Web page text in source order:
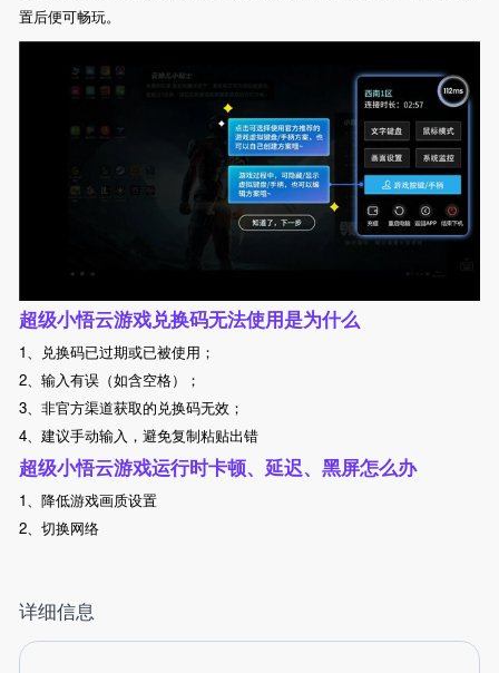
置后便可畅玩。
超级小悟云游戏兑换码无法使用是为什么
1、兑换码已过期或已被使用；
2、输入有误（如含空格）；
3、非官方渠道获取的兑换码无效；
4、建议手动输入，避免复制粘贴出错
超级小悟云游戏运行时卡顿、延迟、黑屏怎么办
1、降低游戏画质设置
2、切换网络
详细信息